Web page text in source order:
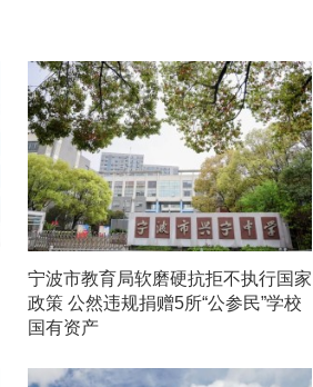
宁波市教育局软磨硬抗拒不执行国家
政策 公然违规捐赠5所“公参民”学校
国有资产